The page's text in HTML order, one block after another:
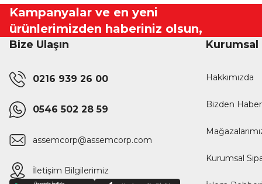
Kampanyalar ve en yeni
ürünlerimizden haberiniz olsun,
Bize Ulaşın
0216 939 26 00
0546 502 28 59
assemcorp@assemcorp.com
İletişim Bilgilerimiz
Kurumsal
Hakkımızda
Bizden
Kurumsal